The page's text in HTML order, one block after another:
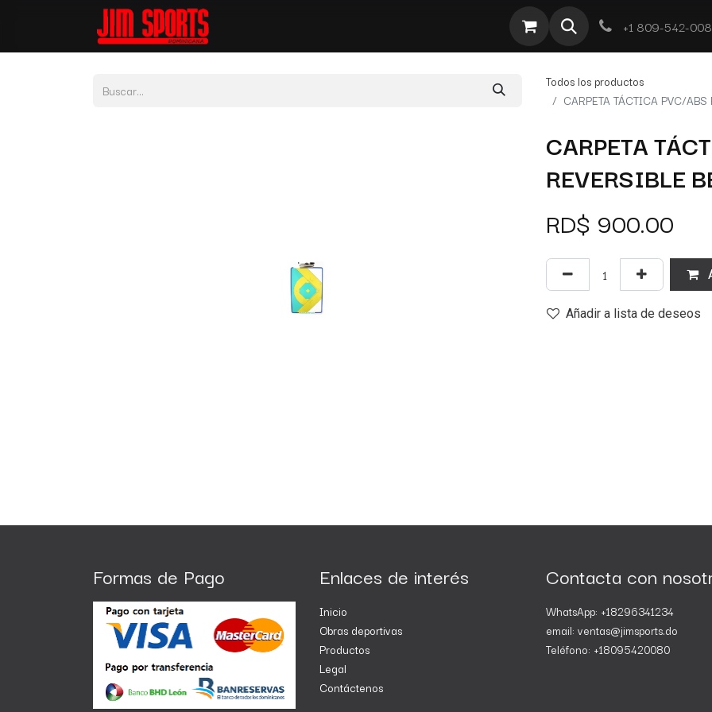
Obra Deportiva Contacto
+1 809-542-
Todos los productos
CARPETA TÁCTICA PVC/
CARPETA
REVERSIBLE
RD$ 900.00
Añadir a lista de deseos
Formas de Pago Enlaces de interés
Inicio
Obras deportivas
Productos
Legal
Contáctenos
Contacta con
WhatsApp: +18296341234
email: ventas@jimsports.do
Teléfono: +18095420080